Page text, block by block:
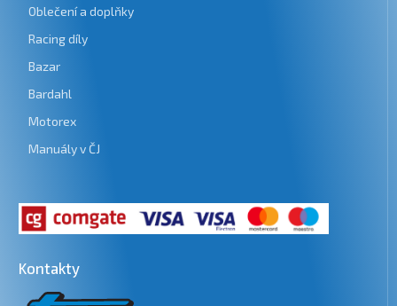
Oblečení a doplňky
Racing díly
Bazar
Bardahl
Motorex
Manuály v ČJ
Kontakty